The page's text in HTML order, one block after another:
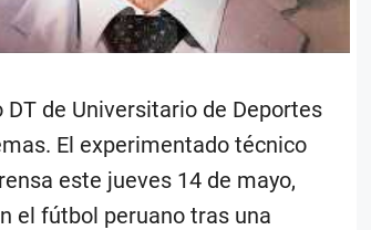
de Universitario de Deportes
El experimentado técnico
este jueves 14 de mayo,
el fútbol peruano tras una